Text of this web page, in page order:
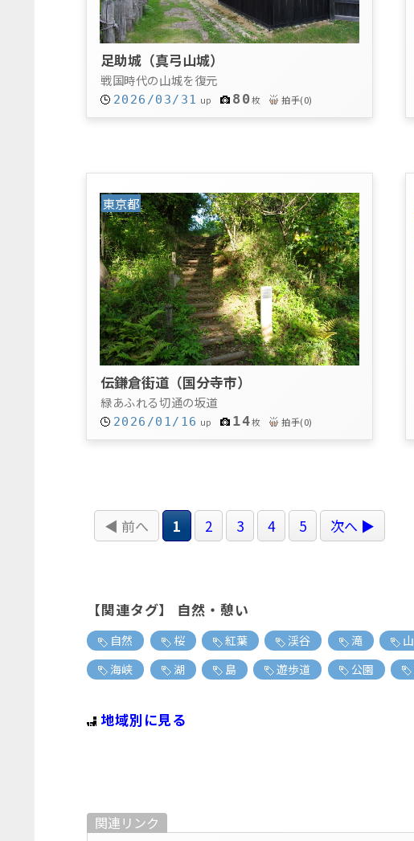
足助城（真弓山城）
戦国時代の山城を復元
2026/03/31 up 80枚 拍手(0)
東京都
伝鎌倉街道（国分寺市）
緑あふれる切通の坂道
2026/01/16 up 14枚 拍手(0)
◀ 前へ 1 2 3 4 5 次へ ▶
【関連タグ】 自然・憩い
自然 桜 紅葉 渓谷 滝 山
海峡
湖 島 遊歩道 公園
地域別に見る
関連リンク